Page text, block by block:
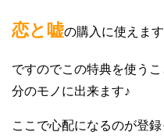
恋と嘘の購入に使えます
ですのでこの特典を使う
分のモノに出来ます♪
ここで心配になるのが登